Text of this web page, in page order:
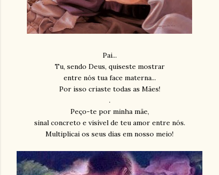
Pai...
Tu, sendo Deus, quiseste mostrar
entre nós tua face materna...
Por isso criaste todas as Mães!
.
Peço-te por minha mãe,
sinal concreto e visível de teu amor entre nós.
Multiplicai os seus dias em nosso meio!